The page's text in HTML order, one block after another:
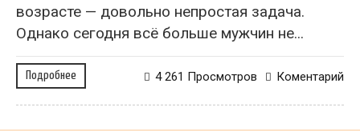
возрасте — довольно непростая задача.
Однако сегодня всё больше мужчин не...
Подробнее Коментарий
4 261 Просмотров